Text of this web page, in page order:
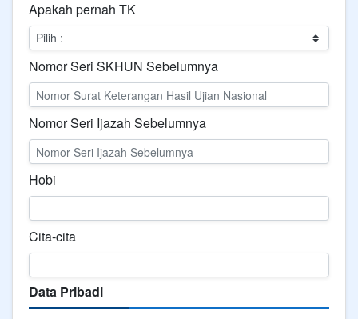
Apakah pernah TK
Nomor Seri SKHUN Sebelumnya
Nomor Seri Ijazah Sebelumnya
Hobi
Cita-cita
Data Pribadi